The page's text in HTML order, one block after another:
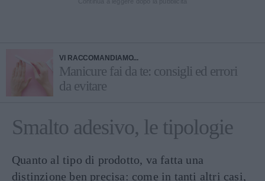
VI RACCOMANDIAMO...
Manicure fai da te: consigli ed errori
da evitare
Smalto adesivo, le tipologie
Quanto al tipo di prodotto, va fatta una
distinzione ben precisa: come in tanti altri casi,